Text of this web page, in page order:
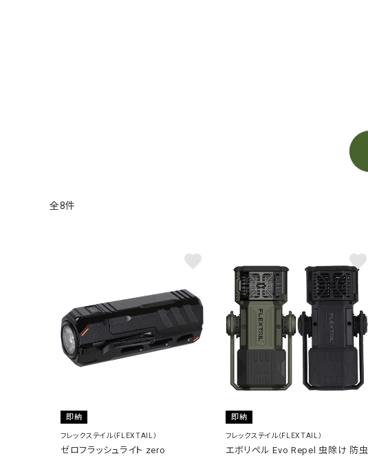
8
即納
フレックステイル（FLEXTAIL）
ゼロフラッシュライト zero
即納
フレックステイル（FLEXTAIL）
エボリペル Evo Repel 虫除け 防虫